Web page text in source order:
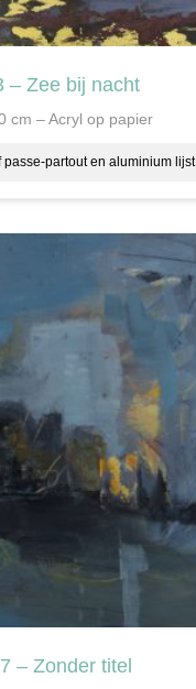
– Zee bij nacht
cm – Acryl op papier
partout en aluminium lijst
– Zonder titel